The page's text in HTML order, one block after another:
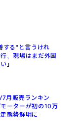
する"と言うけれ
、現場はまだ外国
」
月販売ランキン
ーターが初の10万
態勢鮮明に